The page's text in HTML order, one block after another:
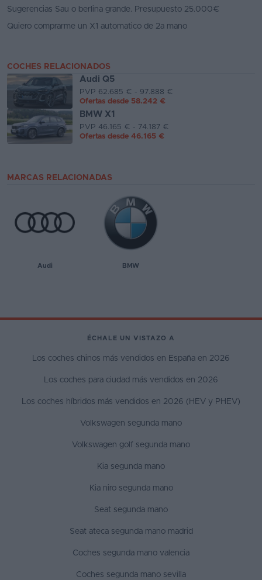
Sugerencias Sau o berlina grande. Presupuesto 25.000€
Quiero comprarme un X1 automatico de 2a mano
COCHES RELACIONADOS
Audi Q5
PVP 62.685 € - 97.888 €
Ofertas desde 58.242 €
BMW X1
PVP 46.165 € - 74.187 €
Ofertas desde 46.165 €
MARCAS RELACIONADAS
Audi BMW
ÉCHALE UN VISTAZO A
Los coches chinos más vendidos en España en 2026
Los coches para ciudad más vendidos en 2026
Los coches híbridos más vendidos en 2026 (HEV y PHEV)
Volkswagen segunda mano
Volkswagen golf segunda mano
Kia segunda mano
Kia niro segunda mano
Seat segunda mano
Seat ateca segunda mano madrid
Coches segunda mano valencia
Coches segunda mano sevilla